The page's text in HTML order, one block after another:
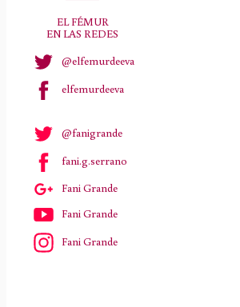
EL FÉMUR
EN LAS REDES
@elfemurdeeva
elfemurdeeva
@fanigrande
fani.g.serrano
Fani Grande
Fani Grande
Fani Grande